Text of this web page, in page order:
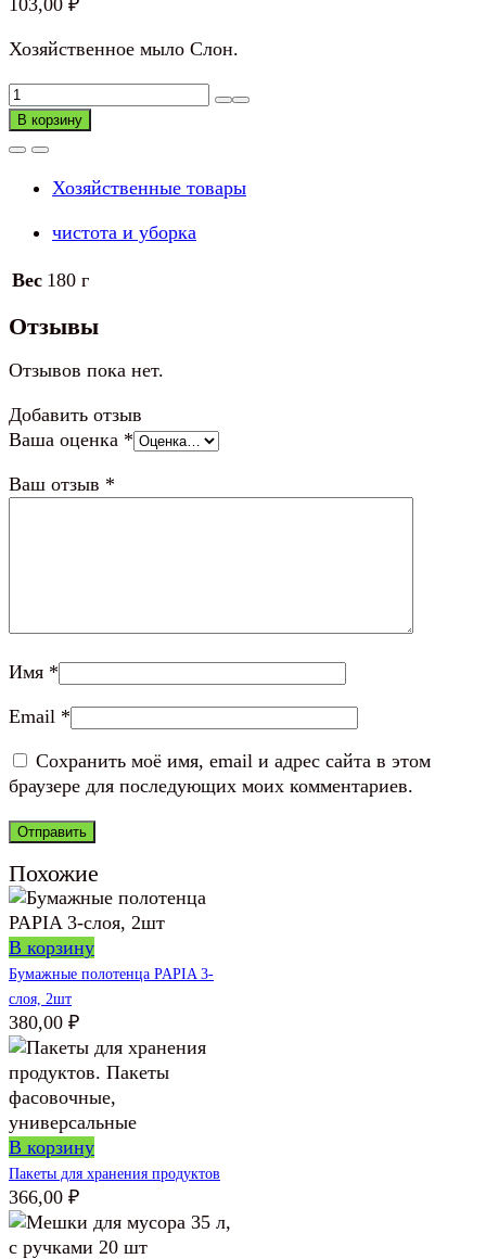
Хозяйственное мыло Слон.
Количество
товара
Хозяйственное
Слон
В корзину
Хозяйственные товары
чистота и уборка
Вес 180 г
Отзывы
Отзывов пока нет.
Добавить отзыв
Ваша оценка *
Ваш отзыв *
Имя *
Email *
Сохранить моё имя, email и адрес сайта в этом
браузере для последующих моих комментариев.
Похожие
В корзину
Бумажные полотенца PAPIA 3-
слоя, 2шт
380,00 ₽
В корзину
Пакеты для хранения продуктов
366,00 ₽